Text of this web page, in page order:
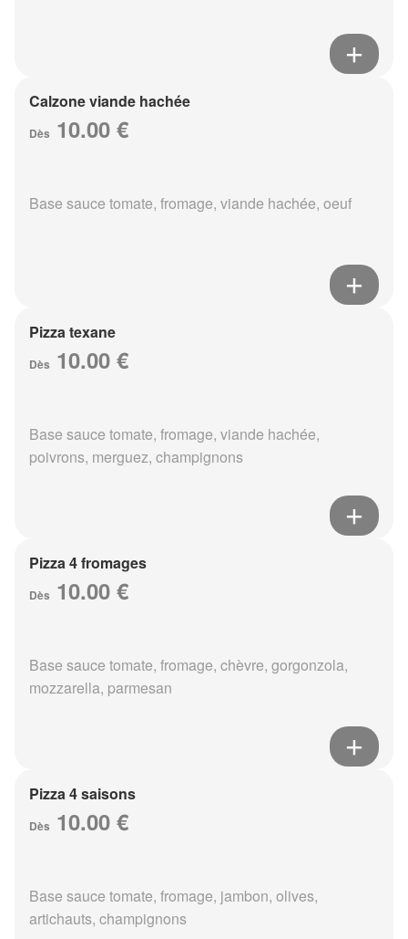
Calzone viande hachée
Dès 10.00 €
Base sauce tomate, fromage, viande hachée, oeuf
Pizza texane
Dès 10.00 €
Base sauce tomate, fromage, viande hachée,
poivrons, merguez, champignons
Pizza 4 fromages
Dès 10.00 €
Base sauce tomate, fromage, chèvre, gorgonzola,
mozzarella, parmesan
Pizza 4 saisons
Dès 10.00 €
Base sauce tomate, fromage, jambon, olives,
artichauts, champignons